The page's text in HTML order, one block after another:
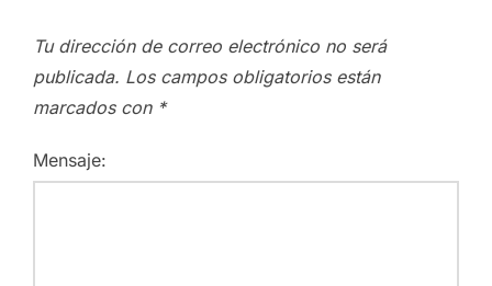
Tu dirección de correo electrónico no será
publicada. Los campos obligatorios están
marcados con *
Mensaje: